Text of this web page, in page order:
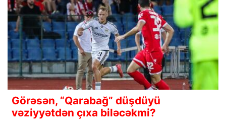
Görəsən, “Qarabağ” düşdüyü
vəziyyətdən çıxa biləcəkmi?